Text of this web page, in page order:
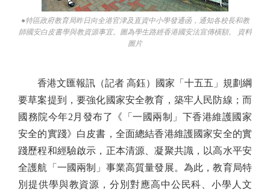
●特區政府教育局昨日向全港官津及直資中小學發通函，通知各校長和教
師國安白皮書學與教資源事宜。圖為學生路經香港國安法宣傳橫額。 資料
圖片
香港文匯報訊（記者 高鈺）國家「十五五」規劃綱
要草案提到，要強化國家安全教育，築牢人民防線；而
國務院今年2月發布了《「一國兩制」下香港維護國家
安全的實踐》白皮書，全面總結香港維護國家安全的實
踐歷程和經驗啟示，正本清源、凝聚共識，以高水平安
全護航「一國兩制」事業高質量發展。為此，教育局特
別提供學與教資源，分別對應高中公民科、小學人文